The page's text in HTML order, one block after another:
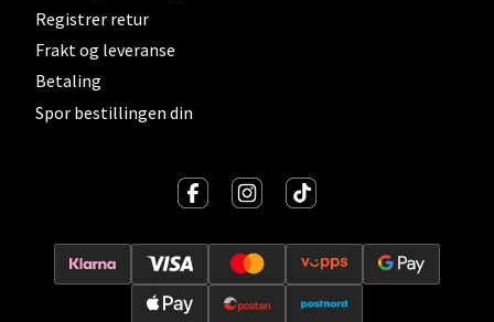
Registrer retur
Frakt og leveranse
Betaling
Spor bestillingen din
Støperivn. 5, 2010 Strømmen
Åpent i dag 10-21